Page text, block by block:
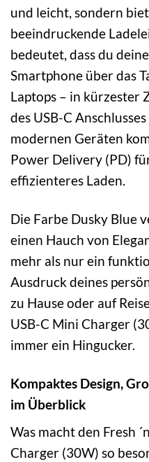
und leicht, sondern
beeindruckende
bedeutet, dass du
Smartphone über das
Laptops – in kürzester
des USB-C
modernen Geräten
Power Delivery (PD)
effizienteres Laden.
Die Farbe Dusky Blue
einen Hauch von
mehr als nur ein
Ausdruck deines
zu Hause oder auf
USB-C Mini Charger
immer ein Hingucker.
Kompaktes Design,
im Überblick
Was macht den Fresh
Charger (30W) so